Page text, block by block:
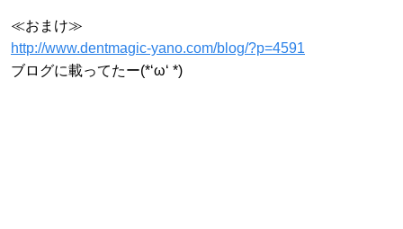
≪おまけ≫
http://www.dentmagic-yano.com/blog/?p=4591
ブログに載ってたー(*‘ω‘ *)